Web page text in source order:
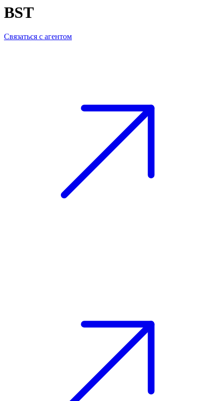
BST
Связаться с агентом